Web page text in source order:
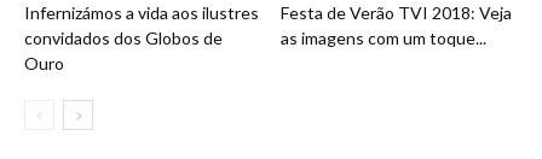
Infernizámos a vida aos ilustres
convidados dos Globos de
Ouro
Festa de Verão TVI 2018: Veja
as imagens com um toque...